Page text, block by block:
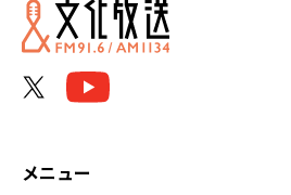
2026年06月
メニュー